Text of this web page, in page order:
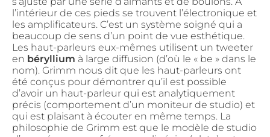
l’intérieur de ces pieds se trouvent l’électronique et
les amplificateurs. C’est un système soigné qui a
beaucoup de sens d’un point de vue esthétique.
Les haut-parleurs eux-mêmes utilisent un tweeter
en béryllium à large diffusion (d’où le « be » dans le
nom). Grimm nous dit que les haut-parleurs ont
été conçus pour démontrer qu’il est possible
d’avoir un haut-parleur qui est analytiquement
précis (comportement d’un moniteur de studio) et
qui est plaisant à écouter en même temps. La
philosophie de Grimm est que le modèle de studio